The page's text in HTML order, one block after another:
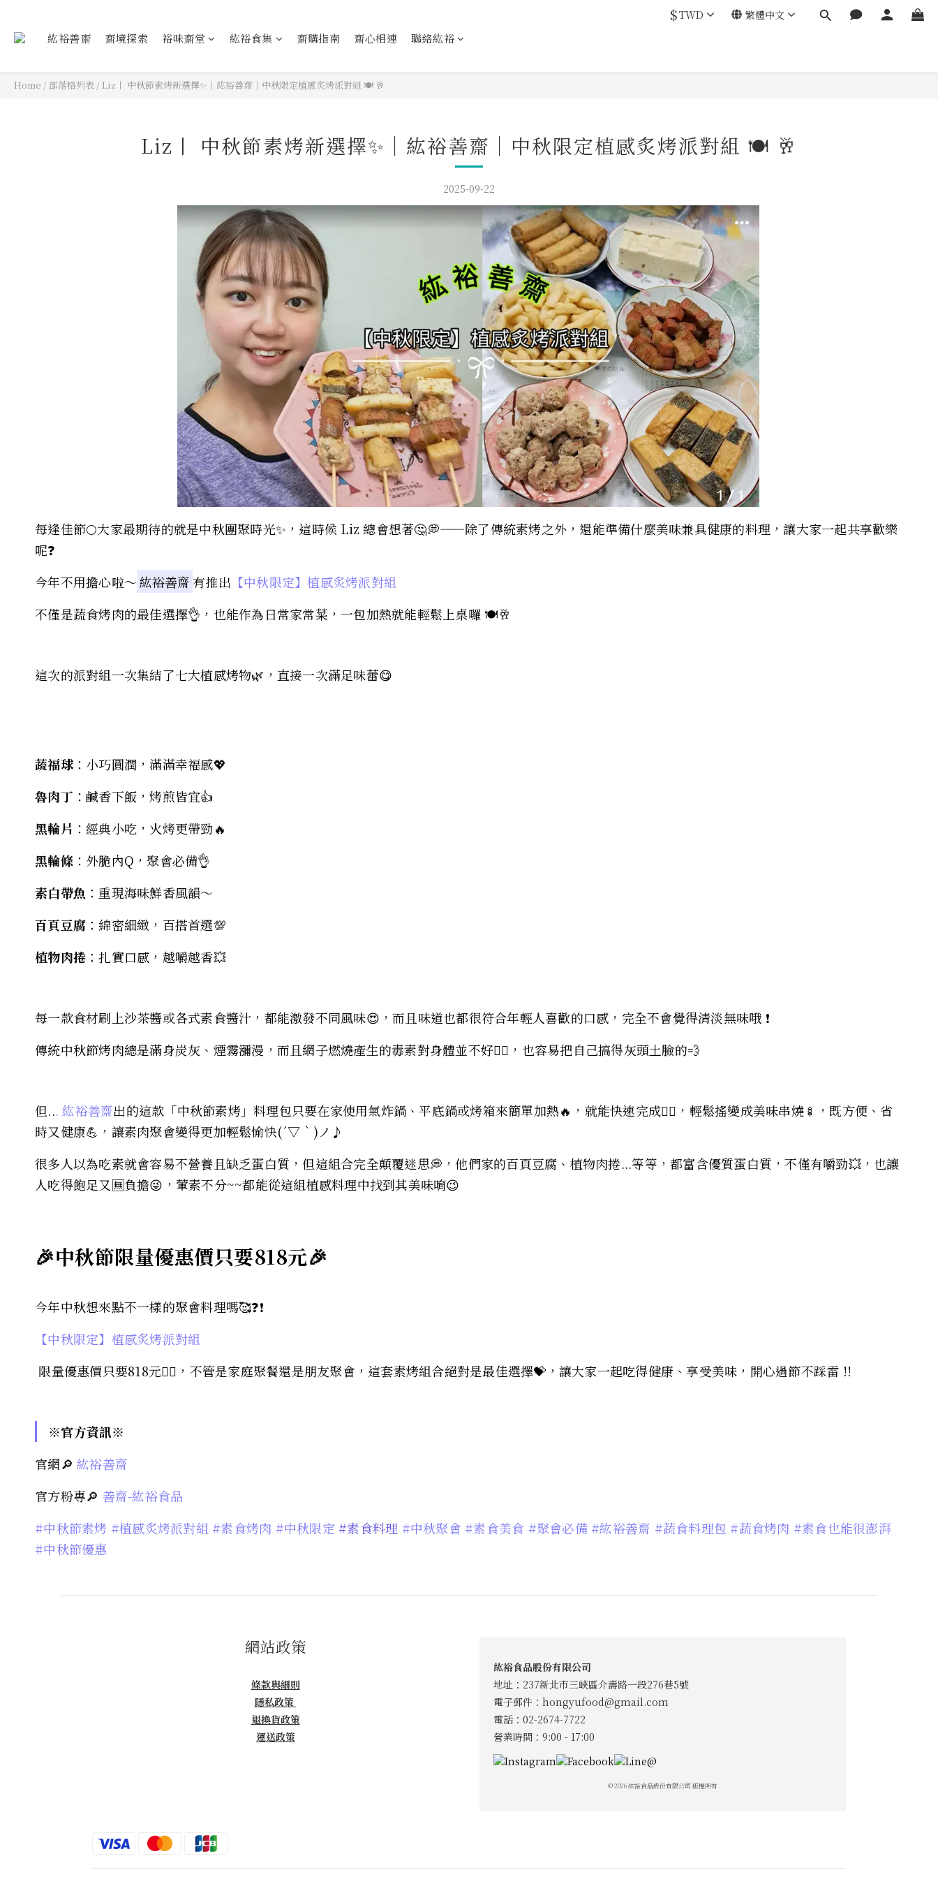
$TWD 繁體中文
紘裕善齋 齋境探索 裕味齋堂 紘裕食集 齋購指南 齋心相連 聯絡紘裕
Home /部落格列表 / Liz丨 中秋節素烤新選擇✨️｜紘裕善齋｜中秋限定植感炙烤派對組 🍽 🥂
Liz丨 中秋節素烤新選擇✨️｜紘裕善齋｜中秋限定植感炙烤派對組 🍽 🥂
2025-09-22
每逢佳節🌕大家最期待的就是中秋團聚時光✨，這時候 Liz 總會想著🤔💭——除了傳統素烤之外，還能準備什麼美味兼具健康的料理，讓大家一起共享歡樂
呢❓️
今年不用擔心啦～紘裕善齋有推出 【中秋限定】植感炙烤派對組
不僅是蔬食烤肉的最佳選擇👌，也能作為日常家常菜，一包加熱就能輕鬆上桌囉 🍽🥂
這次的派對組一次集結了七大植感烤物🌿，直接一次滿足味蕾😋
蔬福球：小巧圓潤，滿滿幸福感💖
魯肉丁 ：鹹香下飯，烤煎皆宜👍
黑輪片 ：經典小吃，火烤更帶勁🔥
黑輪條：外脆內Q，聚會必備👌
素白帶魚 ：重現海味鮮香風韻～
百頁豆腐 ：綿密細緻，百搭首選💯
植物肉捲 ：扎實口感，越嚼越香💥
每一款食材刷上沙茶醬或各式素食醬汁，都能激發不同風味😍，而且味道也都很符合年輕人喜歡的口感，完全不會覺得清淡無味哦 ❗️
傳統中秋節烤肉總是滿身炭灰、煙霧瀰漫，而且網子燃燒產生的毒素對身體並不好🙅‍♀️，也容易把自己搞得灰頭土臉的💨
但... 紘裕善齋出的這款「中秋節素烤」料理包只要在家使用氣炸鍋、平底鍋或烤箱來簡單加熱🔥，就能快速完成🙆‍♀️，輕鬆搖變成美味串燒🍢，既方便、省
時又健康💪，讓素肉聚會變得更加輕鬆愉快(´▽｀)ノ♪
很多人以為吃素就會容易不營養且缺乏蛋白質，但這組合完全顛覆迷思💭，他們家的百頁豆腐、植物肉捲...等等，都富含優質蛋白質，不僅有嚼勁💥，也讓
人吃得飽足又🈚️負擔😜，葷素不分~~都能從這組植感料理中找到其美味唷😉
🎉中秋節限量優惠價只要818元🎉
今年中秋想來點不一樣的聚會料理嗎🥰❓️❗️
【中秋限定】植感炙烤派對組
限量優惠價只要818元❤️‍🔥，不管是家庭聚餐還是朋友聚會，這套素烤組合絕對是最佳選擇💝，讓大家一起吃得健康、享受美味，開心過節不踩雷 !!
※官方資訊※
官網🔎 紘裕善齋
官方粉專🔎 善齋-紘裕食品
#中秋節素烤 #植感炙烤派對組 #素食烤肉 #中秋限定 #素食料理 #中秋聚會 #素食美食 #聚會必備 #紘裕善齋 #蔬食料理包 #蔬食烤肉 #素食也能很澎湃
#中秋節優惠
網站政策
條款與細則
隱私政策
退換貨政策
運送政策
紘裕食品股份有限公司
地址：237新北市三峽區介壽路一段276巷5號
電子郵件： hongyufood@gmail.com
電話：02-2674-7722
營業時間：9:00 - 17:00
© 2026 紘裕食品股份有限公司 版權所有